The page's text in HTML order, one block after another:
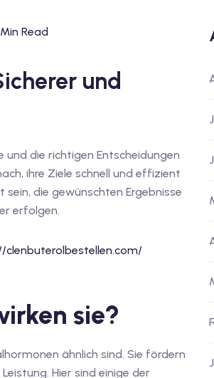
Min Read
und
und die richtigen Entscheidungen
ihre Ziele schnell und effizient
sein, die gewünschten Ergebnisse
erfolgen.
clenbuterolbestellen.com/
sie?
ähnlich sind. Sie fördern
Hier sind einige der